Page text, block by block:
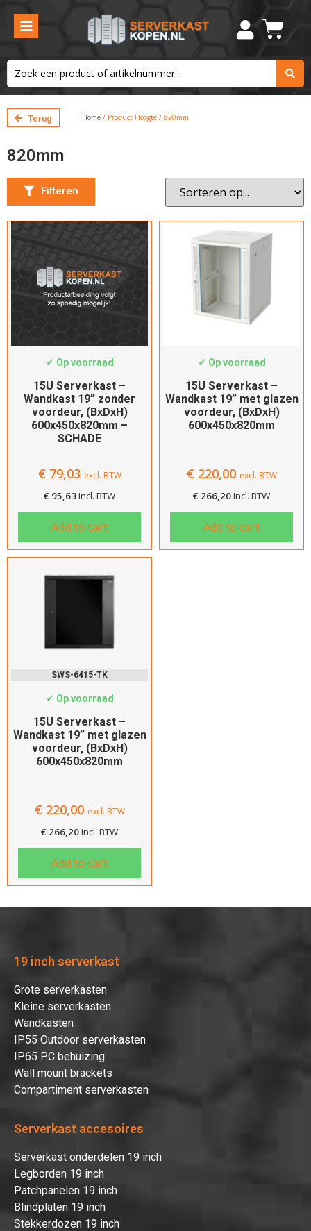
Terug Home / Product Hoogte / 820mm
820mm
Filteren
✓ Op voorraad
15U Serverkast –
Wandkast 19” zonder
voordeur, (BxDxH)
600x450x820mm –
SCHADE
€79,03 excl. BTW
€ 95,63incl. BTW
Add to cart
✓ Op voorraad
15U Serverkast –
Wandkast 19” met glazen
voordeur, (BxDxH)
600x450x820mm
€220,00 excl. BTW
€ 266,20incl. BTW
Add to cart
SWS-6415-TK
✓ Op voorraad
15U Serverkast –
Wandkast 19” met glazen
voordeur, (BxDxH)
600x450x820mm
€220,00 excl. BTW
€ 266,20incl. BTW
Add to cart
19 inch serverkast
Grote serverkasten
Kleine serverkasten
Wandkasten
IP55 Outdoor serverkasten
IP65 PC behuizing
Wall mount brackets
Compartiment serverkasten
Serverkast accesoires
Serverkast onderdelen 19 inch
Legborden 19 inch
Patchpanelen 19 inch
Blindplaten 19 inch
Stekkerdozen 19 inch
Aantal units
Kies de breedte
Inbouw diepte
Type achterdeur
Geen
Filteren